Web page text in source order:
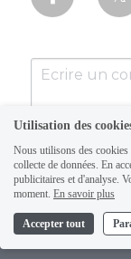
Utilisation des
Nous utilisons des cookies
collecte de données. En
publicitaires et d'analyse.
moment. En savoir plus
Accepter tout